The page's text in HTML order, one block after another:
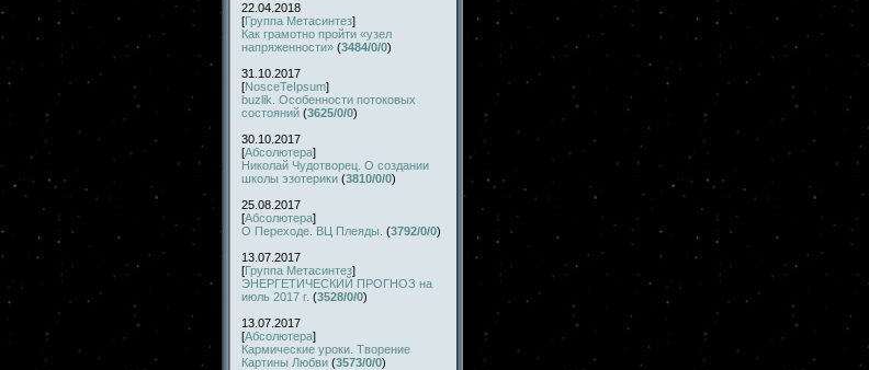
22.04.2018
[Группа Метасинтез]
Как грамотно пройти «узел
напряженности» (3484/0/0)
31.10.2017
[NosceTeIpsum]
buzlik. Особенности потоковых
состояний (3625/0/0)
30.10.2017
[Абсолютера]
Николай Чудотворец. О создании
школы эзотерики (3810/0/0)
25.08.2017
[Абсолютера]
О Переходе. ВЦ Плеяды. (3792/0/0)
13.07.2017
[Группа Метасинтез]
ЭНЕРГЕТИЧЕСКИЙ ПРОГНОЗ на
июль 2017 г. (3528/0/0)
13.07.2017
[Абсолютера]
Кармические уроки. Творение
Картины Любви (3573/0/0)